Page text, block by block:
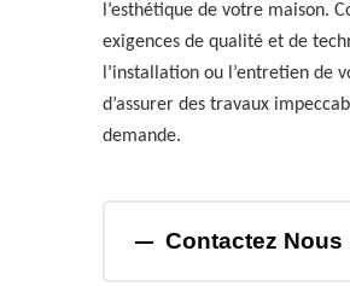
l’esthétique de votre maison.
exigences de qualité et de
l’installation ou l’entretien de
d’assurer des travaux
demande.
Contactez Nous